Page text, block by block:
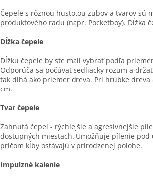
Čepele s rôznou hustotou zubov a tvarov sú
produktového radu (napr. Pocketboy). Dĺžka
Dĺžka čepele
Dĺžku čepele by ste mali vybrať podľa
Odporúča sa počúvať sedliacky rozum a
tak dlhá ako priemer dreva. Pri hrúbke
cm.
Tvar čepele
Zahnutá čepeľ - rýchlejšie a agresívnejšie
dostupných miestach. Umožňuje pílenie
pričom kĺby ostávajú v prirodzenej polohe.
Impulzné kalenie